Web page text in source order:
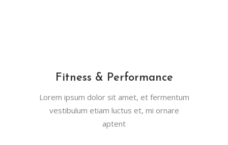
Fitness & Performance
Lorem ipsum dolor sit amet, et fermentum
vestibulum etiam luctus et, mi ornare
aptent